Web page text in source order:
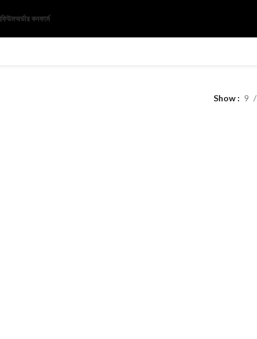
অর্ডার কনফার্ম
Show 9